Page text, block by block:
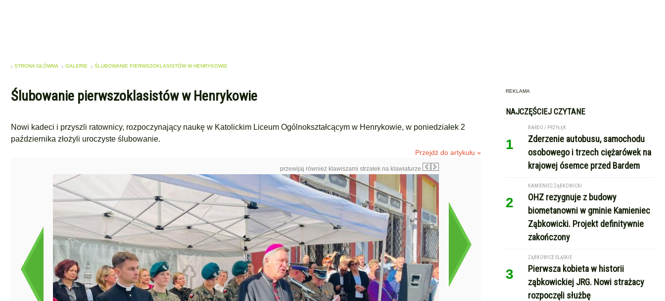
STRONA GŁÓWNA GALERIE ŚLUBOWANIE PIERWSZOKLASISTÓW W HENRYKOWIE
Ślubowanie pierwszoklasistów w Henrykowie
Nowi kadeci i przyszli ratownicy, rozpoczynający naukę w Katolickim Liceum Ogólnokształcącym w Henrykowie, w poniedziałek 2
października złożyli uroczyste ślubowanie.
Przejdź do artykułu »
przewijaj również klawiszami strzałek na klawiaturze
REKLAMA
NAJCZĘŚCIEJ CZYTANE
1
BARDO / PRZYŁĘK
Zderzenie autobusu, samochodu
osobowego i trzech ciężarówek na
krajowej ósemce przed Bardem
2
KAMIENIEC ZĄBKOWICKI
OHZ rezygnuje z budowy
biometanowni w gminie Kamieniec
Ząbkowicki. Projekt definitywnie
zakończony
3
ZĄBKOWICE ŚLĄSKIE
Pierwsza kobieta w historii
ząbkowickiej JRG. Nowi strażacy
rozpoczęli służbę